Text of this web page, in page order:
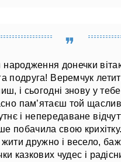
донечки
подруга! Веремчук
і сьогодні знову у
пам’ятаєш той
і непередаване
побачила свою
дружно і весело,
казкових чудес і